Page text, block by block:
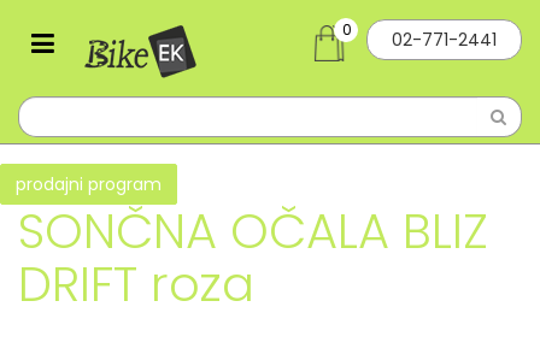
02-771-2441
0
prodajni program
SONČNA OČALA BLIZ
DRIFT roza